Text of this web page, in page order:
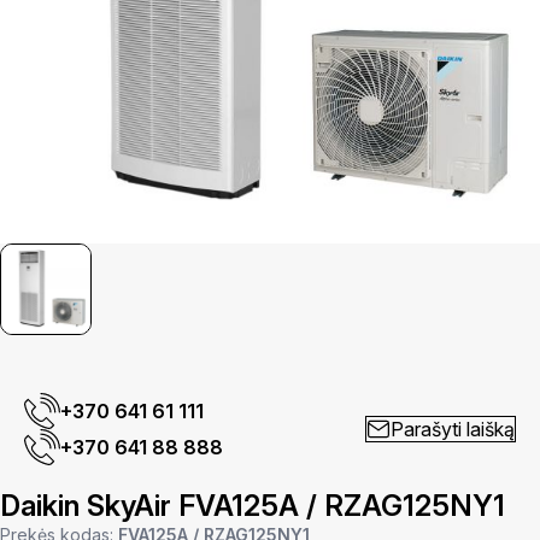
+370 641 61 111
+370 641 88 888
Parašyti laišką
Daikin SkyAir FVA125A / RZAG125NY1
Prekės kodas: FVA125A / RZAG125NY1